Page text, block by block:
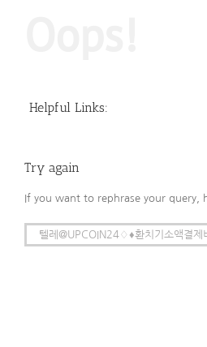
Helpful Links:
Try again
If you want to rephrase your query,
Search
for: